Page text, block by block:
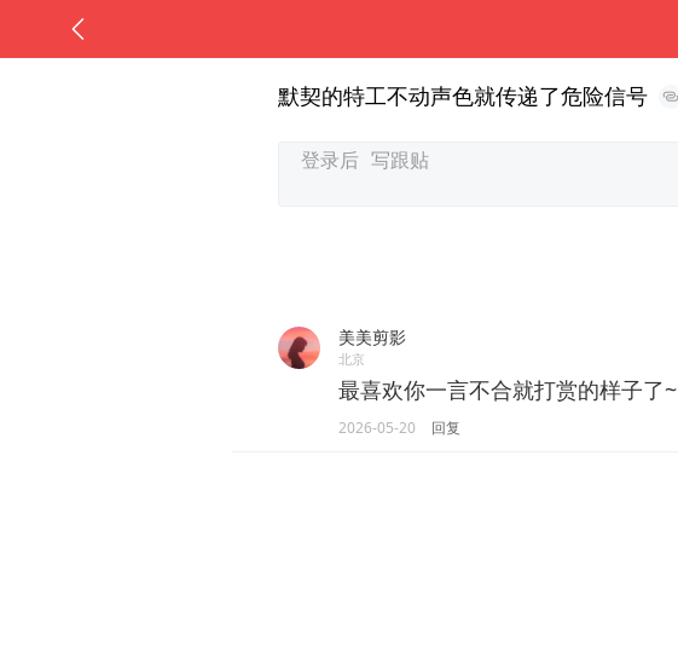
默契的特工不动声色就传递了危险信号
美美剪影
北京
最喜欢你一言不合就打赏的样子了~
2026-05-20 回复